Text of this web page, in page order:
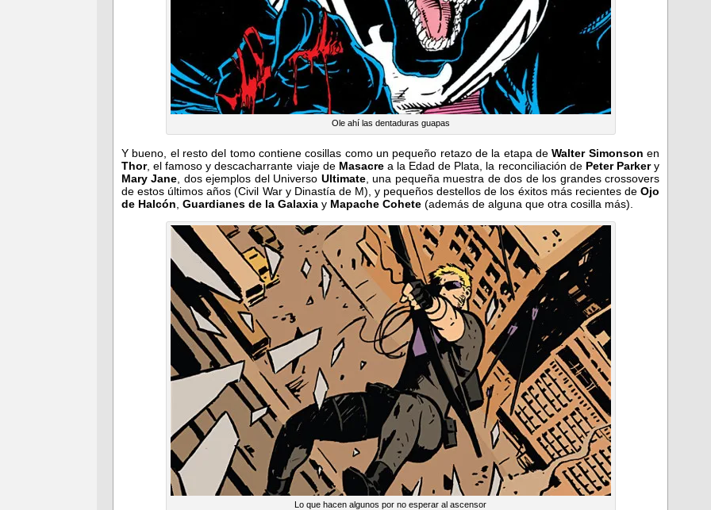
Ole ahí las dentaduras guapas
Y bueno, el resto del tomo contiene cosillas como un pequeño retazo de la etapa deWalter Simonson en
Thor, el famoso y descacharrante viaje de Masacrea la Edad de Plata, la reconciliación de Peter Parkery
Mary Jane , dos ejemplos del Universo Ultimate, una pequeña muestra de dos de los grandes crossovers
de estos últimos años (Civil War y Dinastía de M), y pequeños destellos de los éxitos más recientes deOjo
de Halcón Guardianes de la Galaxia y Mapache Cohete (además de alguna que otra cosilla más).
Lo que hacen algunos por no esperar al ascensor